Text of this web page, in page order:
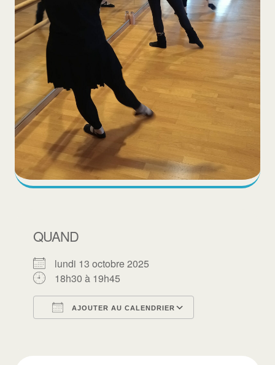
QUAND
lundi 13 octobre 2025
18h30 à 19h45
AJOUTER AU CALENDRIER